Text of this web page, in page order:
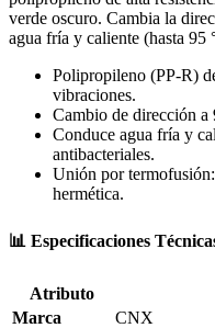
verde oscuro. Cambia la
agua fría y caliente (hasta 95
Polipropileno (PP-R)
vibraciones.
Cambio de dirección a
Conduce agua fría y
antibacteriales.
Unión por
hermética.
📊 Especificaciones
Atributo
Marca
CNX